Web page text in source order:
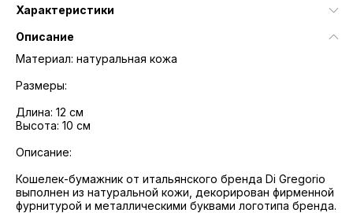
Характеристики
Описание
Материал: натуральная кожа
Размеры:
Длина: 12 см
Высота: 10 см
Описание:
Кошелек-бумажник от итальянского бренда Di Gregorio
выполнен из натуральной кожи, декорирован фирменной
фурнитурой и металлическими буквами логотипа бренда.